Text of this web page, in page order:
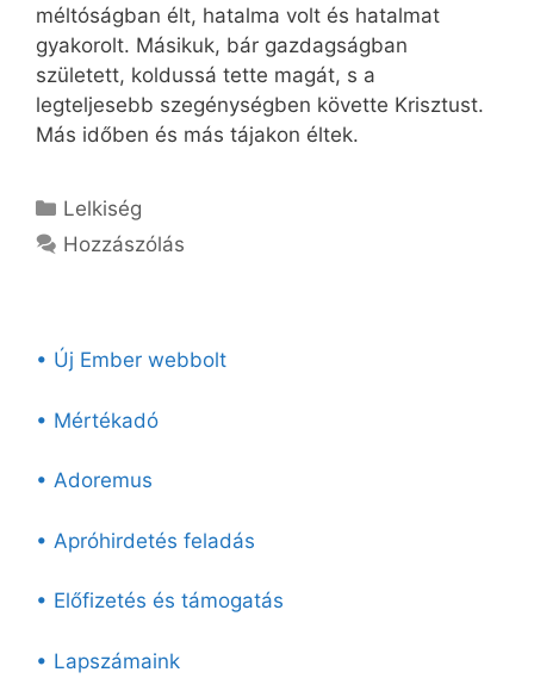
méltóságban élt, hatalma volt és hatalmat
gyakorolt. Másikuk, bár gazdagságban
született, koldussá tette magát, s a
legteljesebb szegénységben követte Krisztust.
Más időben és más tájakon éltek.
Kategória
Lelkiség
Hozzászólás
• Új Ember webbolt
• Mértékadó
• Adoremus
• Apróhirdetés feladás
• Előfizetés és támogatás
• Lapszámaink